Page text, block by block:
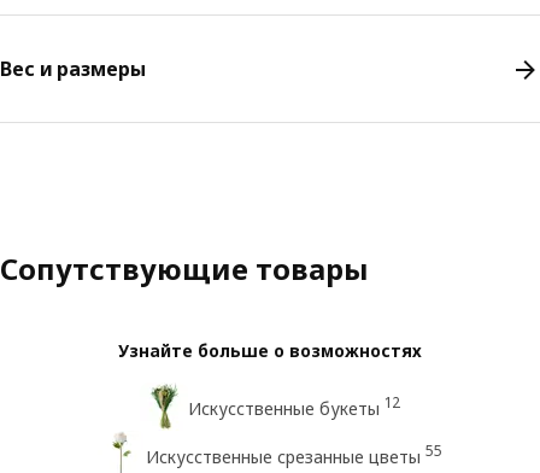
Вес и размеры
Сопутствующие товары
Узнайте больше о возможностях
Искусственные букеты 12
Искусственные срезанные цветы 55